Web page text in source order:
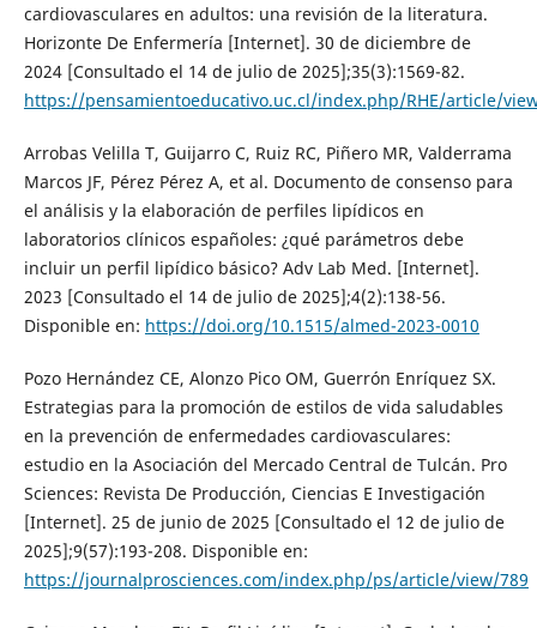
cardiovasculares en adultos: una revisión de la literatura.
Horizonte De Enfermería [Internet]. 30 de diciembre de
2024 [Consultado el 14 de julio de 2025];35(3):1569-82.
https://pensamientoeducativo.uc.cl/index.php/RHE/article/
Arrobas Velilla T, Guijarro C, Ruiz RC, Piñero MR, Valderrama
Marcos JF, Pérez Pérez A, et al. Documento de consenso para
el análisis y la elaboración de perfiles lipídicos en
laboratorios clínicos españoles: ¿qué parámetros debe
incluir un perfil lipídico básico? Adv Lab Med. [Internet].
2023 [Consultado el 14 de julio de 2025];4(2):138-56.
Disponible en: https://doi.org/10.1515/almed-2023-0010
Pozo Hernández CE, Alonzo Pico OM, Guerrón Enríquez SX.
Estrategias para la promoción de estilos de vida saludables
en la prevención de enfermedades cardiovasculares:
estudio en la Asociación del Mercado Central de Tulcán. Pro
Sciences: Revista De Producción, Ciencias E Investigación
[Internet]. 25 de junio de 2025 [Consultado el 12 de julio de
2025];9(57):193-208. Disponible en:
https://journalprosciences.com/index.php/ps/article/view/789